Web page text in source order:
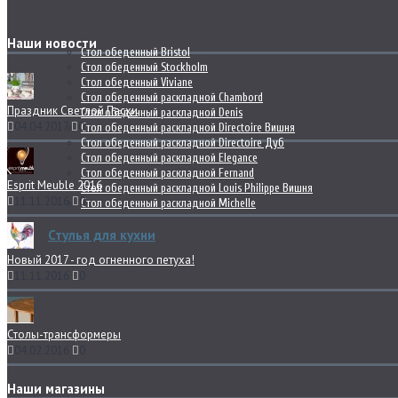
Стол обеденный Bristol
Стол обеденный Stockholm
Стол обеденный Viviane
Стол обеденный раскладной Chambord
Стол обеденный раскладной Denis
Стол обеденный раскладной Directoire Вишня
Стол обеденный раскладной Directoire Дуб
Стол обеденный раскладной Elegance
Стол обеденный раскладной Fernand
Стол обеденный раскладной Louis Philippe Вишня
Стол обеденный раскладной Michelle
Стулья для кухни
Наши новости
Праздник Светлой Пасхи
0
Esprit Meuble 2016
0
Новый 2017 - год огненного петуха!
Столы-трансформеры
Наши магазины